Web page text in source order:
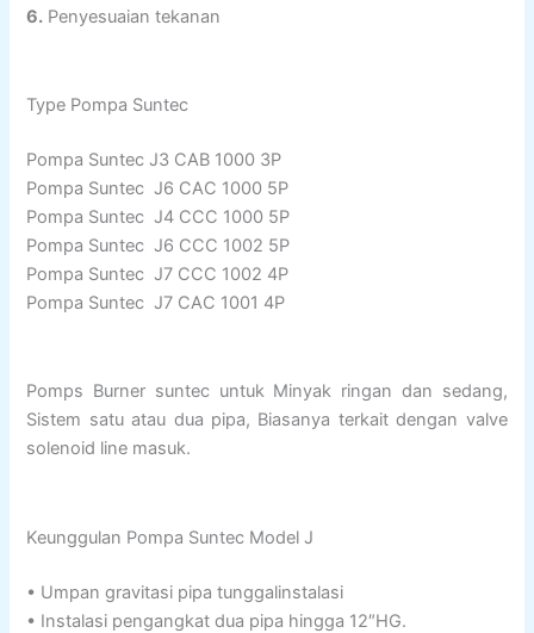
6. Penyesuaian tekanan
Type Pompa Suntec
Pompa Suntec J3 CAB 1000 3P
Pompa Suntec J6 CAC 1000 5P
Pompa Suntec J4 CCC 1000 5P
Pompa Suntec J6 CCC 1002 5P
Pompa Suntec J7 CCC 1002 4P
Pompa Suntec J7 CAC 1001 4P
Pomps Burner suntec untuk Minyak ringan dan sedang,
Sistem satu atau dua pipa, Biasanya terkait dengan valve
solenoid line masuk.
Keunggulan Pompa Suntec Model J
• Umpan gravitasi pipa tunggalinstalasi
• Instalasi pengangkat dua pipa hingga 12″HG.